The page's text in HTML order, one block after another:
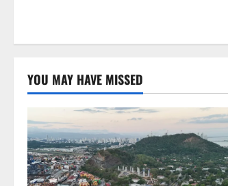
YOU MAY HAVE MISSED